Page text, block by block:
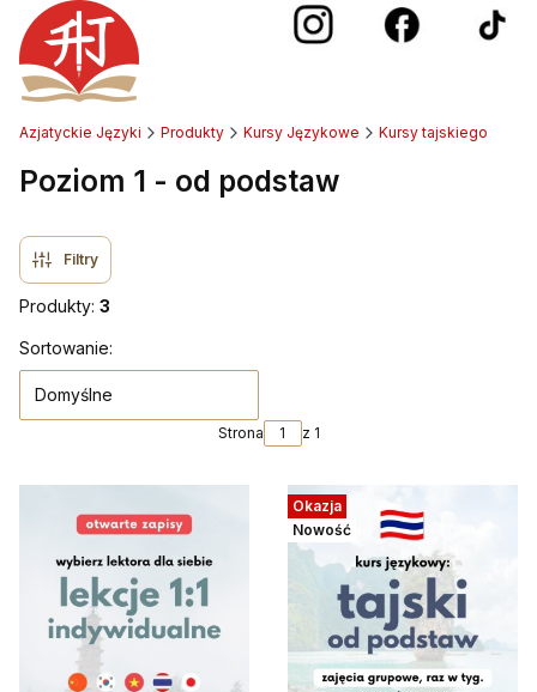
Azjatyckie Języki Produkty Kursy Językowe Kursy tajskiego
Poziom 1 - od podstaw
Filtry
Produkty: 3
Lista produktów
Sortowanie:
Domyślne
Strona z 1
Okazja
Nowość